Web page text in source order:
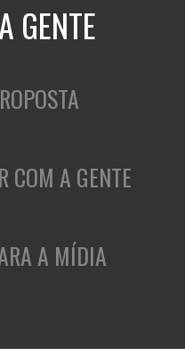
GENTE
COM A GENTE
A MÍDIA